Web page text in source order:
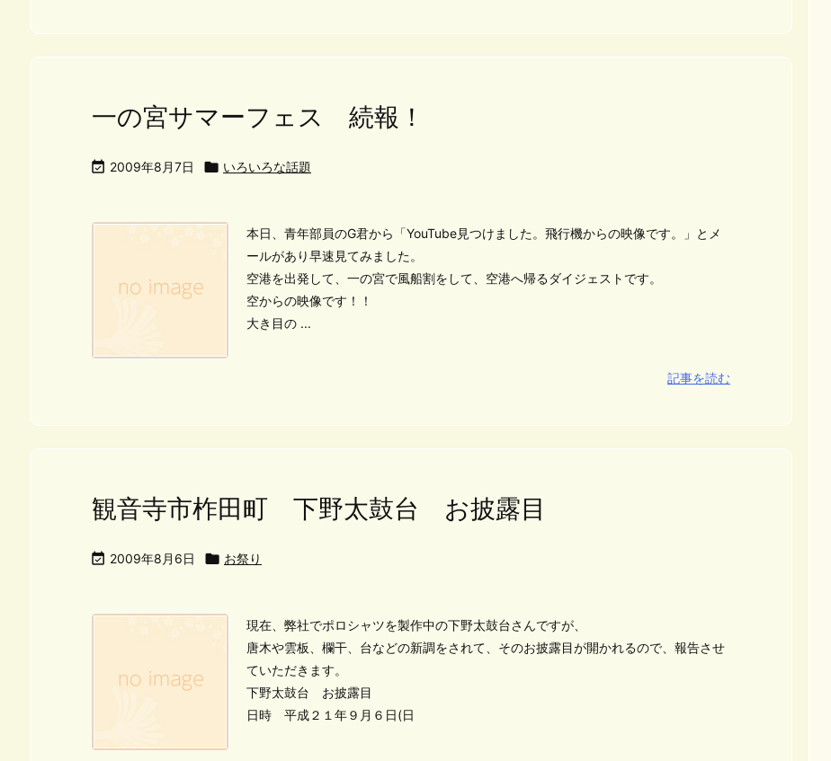
一の宮サマーフェス 続報！
 2009年8月7日  いろいろな話題
本日、青年部員のG君から「YouTube見つけました。飛行機からの映像です。」とメ
ールがあり早速見てみました。
空港を出発して、一の宮で風船割をして、空港へ帰るダイジェストです。
空からの映像です！！
大き目の ...
記事を読む
観音寺市柞田町 下野太鼓台 お披露目
 2009年8月6日  お祭り
現在、弊社でポロシャツを製作中の下野太鼓台さんですが、
唐木や雲板、欄干、台などの新調をされて、そのお披露目が開かれるので、報告させ
ていただきます。
下野太鼓台 お披露目
日時 平成２１年９月６日(日